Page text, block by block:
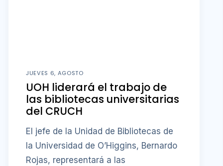
JUEVES 6, AGOSTO
UOH liderará el trabajo de
las bibliotecas universitarias
del CRUCH
El jefe de la Unidad de Bibliotecas de
la Universidad de O’Higgins, Bernardo
Rojas, representará a las